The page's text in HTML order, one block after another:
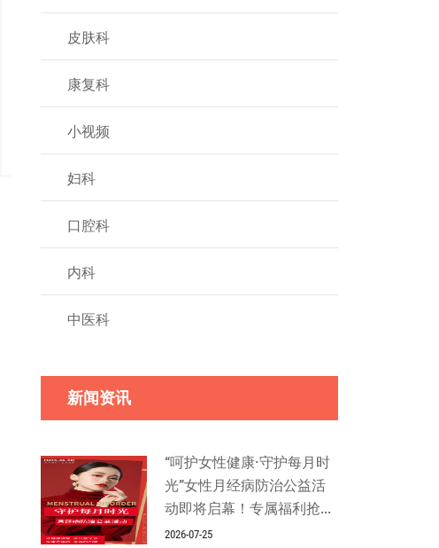
皮肤科
康复科
小视频
妇科
口腔科
内科
中医科
新闻资讯
“呵护女性健康·守护每月时
光”女性月经病防治公益活
动即将启幕！专属福利抢...
2026-07-25